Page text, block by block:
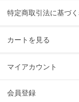
特定商取引法に基づ
カートを見る
マイアカウント
会員登録